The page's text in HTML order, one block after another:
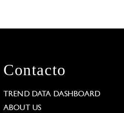
Contacto
TREND DATA DASHBOARD
ABOUT US